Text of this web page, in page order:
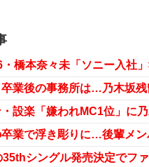
35thシングル発売決定でフ